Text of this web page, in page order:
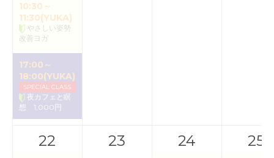
10:30～
11:30(YUKA)
やさしい姿勢
改善ヨガ
17:00～
18:00(YUKA)
SPECIAL CLASS
夜カフェと瞑
想 1,000円
22 23 24 25